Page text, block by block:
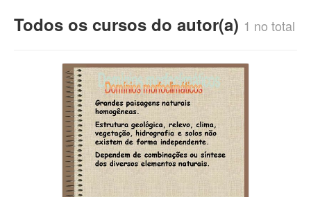
Todos os cursos do autor(a) 1 no total